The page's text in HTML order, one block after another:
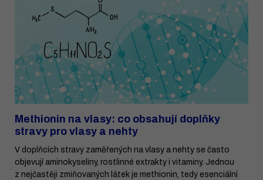
Methionin na vlasy: co obsahují doplňky
stravy pro vlasy a nehty
V doplňcích stravy zaměřených na vlasy a nehty se často
objevují aminokyseliny, rostlinné extrakty i vitaminy. Jednou
z nejčastěji zmiňovaných látek je methionin, tedy esenciální